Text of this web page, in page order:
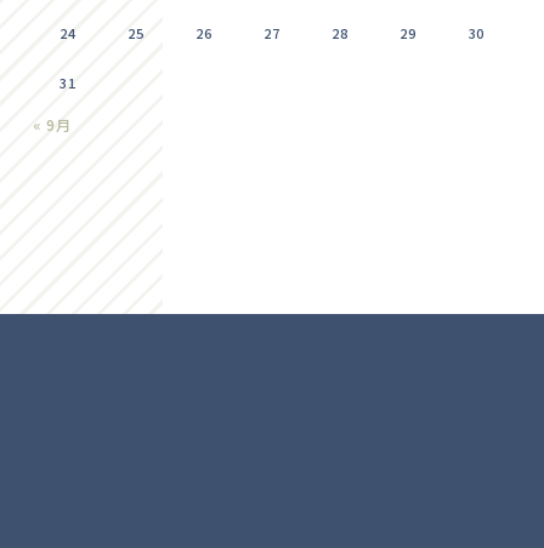
24 25 26 27 28 29 30
31
« 9月